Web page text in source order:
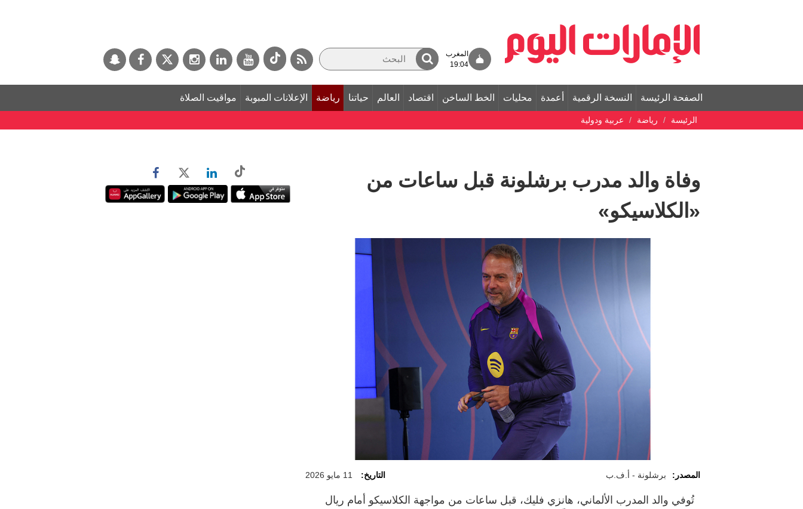
المغرب
19:04
الصفحة الرئيسة النسخة الرقمية أعمدة محليات الخط الساخن اقتصاد العالم حياتنا رياضة الإعلانات المبوبة مواقيت الصلاة
الرئيسة رياضة عربية ودولية
وفاة والد مدرب برشلونة قبل ساعات من
«الكلاسيكو»
المصدر: برشلونة - أ.ف.ب التاريخ: 11 مايو 2026
تُوفي والد المدرب الألماني، هانزي فليك، قبل ساعات من مواجهة الكلاسيكو أمام ريال